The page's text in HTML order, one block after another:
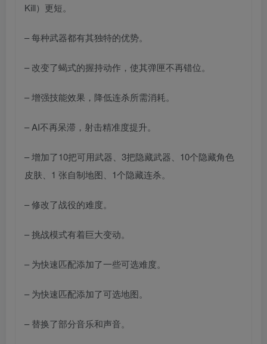
Kill）更短。
– 每种武器都有其独特的优势。
– 改变了蝎式的握持动作，使其弹匣不再错位。
– 增强技能效果，降低连杀所需消耗。
– AI不再呆滞，射击精准度提升。
– 增加了10把可用武器、3把隐藏武器、10个隐藏角色
皮肤、1 张自制地图、1个隐藏连杀。
– 修改了战役的难度。
– 挑战模式有着巨大变动。
– 为快速匹配添加了一些可选难度。
– 为快速匹配添加了可选地图。
– 替换了部分音乐和声音。